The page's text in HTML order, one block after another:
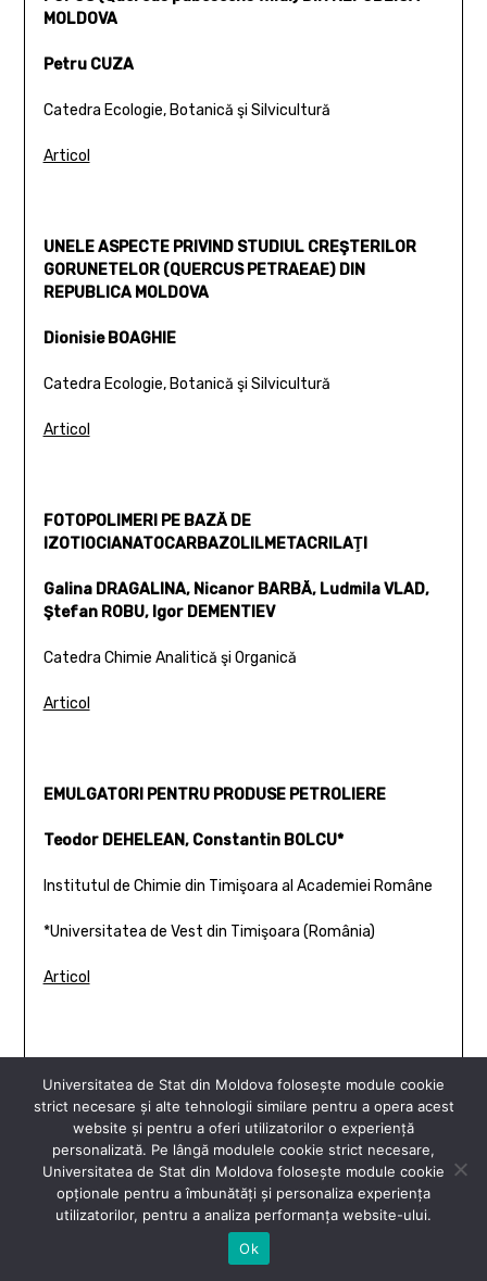
MOLDOVA
Petru CUZA
Catedra Ecologie, Botanică şi Silvicultură
Articol
UNELE ASPECTE PRIVIND STUDIUL CREŞTERILOR
GORUNETELOR (QUERCUS PETRAEAE) DIN
REPUBLICA MOLDOVA
Dionisie BOAGHIE
Catedra Ecologie, Botanică şi Silvicultură
Articol
FOTOPOLIMERI PE BAZĂ DE
IZOTIOCIANATOCARBAZOLILMETACRILAŢI
Galina DRAGALINA, Nicanor BARBĂ, Ludmila VLAD,
Ştefan ROBU, Igor DEMENTIEV
Catedra Chimie Analitică şi Organică
Articol
EMULGATORI PENTRU PRODUSE PETROLIERE
Teodor DEHELEAN, Constantin BOLCU*
Institutul de Chimie din Timişoara al Academiei Române
*Universitatea de Vest din Timişoara (România)
Articol
Teodor DEHELEAN, Constantin BOLCU*
Institutul de Chimie din Timişoara al Academiei Române
*Universitatea de Vest din Timişoara (România)
Universitatea de Stat din Moldova folosește module cookie
strict necesare și alte tehnologii similare pentru a opera acest
website și pentru a oferi utilizatorilor o experiență
personalizată. Pe lângă modulele cookie strict necesare,
Universitatea de Stat din Moldova folosește module cookie
opționale pentru a îmbunătăți și personaliza experiența
utilizatorilor, pentru a analiza performanța website-ului.
Ok